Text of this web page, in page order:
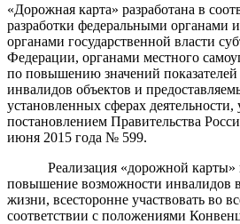
«Дорожная карта» разработана в
разработки федеральными органами
органами государственной власти
Федерации, органами местного
по повышению значений показателей
инвалидов объектов и
установленных сферах
постановлением Правительства
июня 2015 года № 599.
Реализация «дорожной карты»
повышение возможности инвалидов
жизни, всесторонне участвовать во
соответствии с положениями